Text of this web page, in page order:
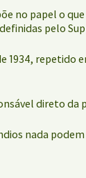
no papel o
pelo
repetido
direto da
nada